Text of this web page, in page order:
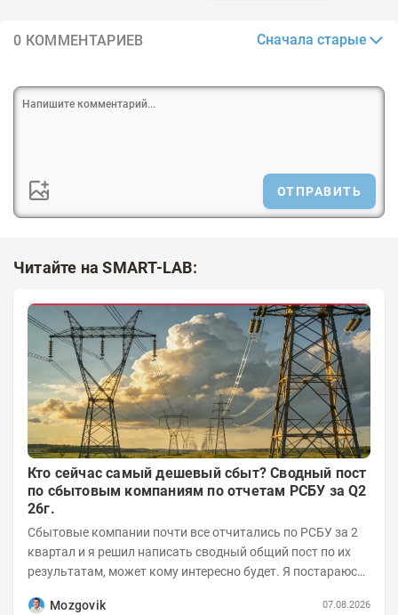
0 КОММЕНТАРИЕВ Сначала старые
ОТПРАВИТЬ
Читайте на SMART-LAB:
Кто сейчас самый дешевый сбыт? Сводный пост
по сбытовым компаниям по отчетам РСБУ за Q2
26г.
Сбытовые компании почти все отчитались по РСБУ за 2
квартал и я решил написать сводный общий пост по их
результатам, может кому интересно будет. Я постараюсь
Mozgovik
07.08.2026